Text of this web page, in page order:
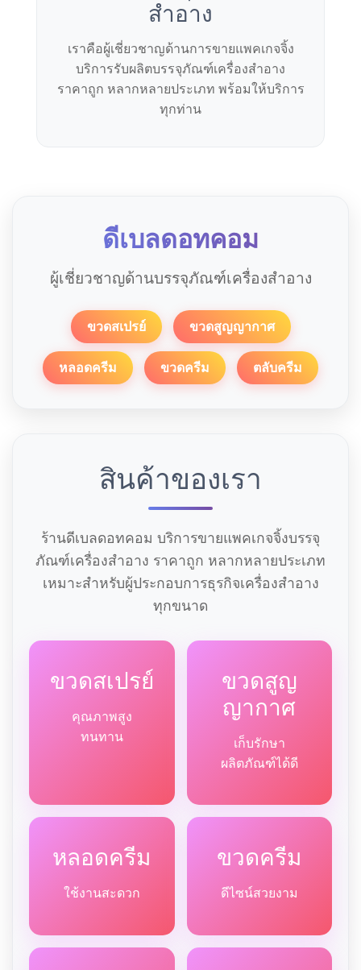
สำอาง
เราคือผู้เชี่ยวชาญด้านการขายแพคเกจจิ้ง
บริการรับผลิตบรรจุภัณฑ์เครื่องสำอาง
ราคาถูก หลากหลายประเภท พร้อมให้บริการ
ทุกท่าน
ดีเบลดอทคอม
ผู้เชี่ยวชาญด้านบรรจุภัณฑ์เครื่องสำอาง
ขวดสเปรย์ ขวดสูญญากาศ
หลอดครีม ขวดครีม ตลับครีม
สินค้าของเรา
ร้านดีเบลดอทคอม บริการขายแพคเกจจิ้งบรรจุ
ภัณฑ์เครื่องสำอาง ราคาถูก หลากหลายประเภท
เหมาะสำหรับผู้ประกอบการธุรกิจเครื่องสำอาง
ทุกขนาด
ขวดสเปรย์
คุณภาพสูง
ทนทาน
ขวดสูญ
ญากาศ
เก็บรักษา
ผลิตภัณฑ์ได้ดี
หลอดครีม
ใช้งานสะดวก
ขวดครีม
ดีไซน์สวยงาม